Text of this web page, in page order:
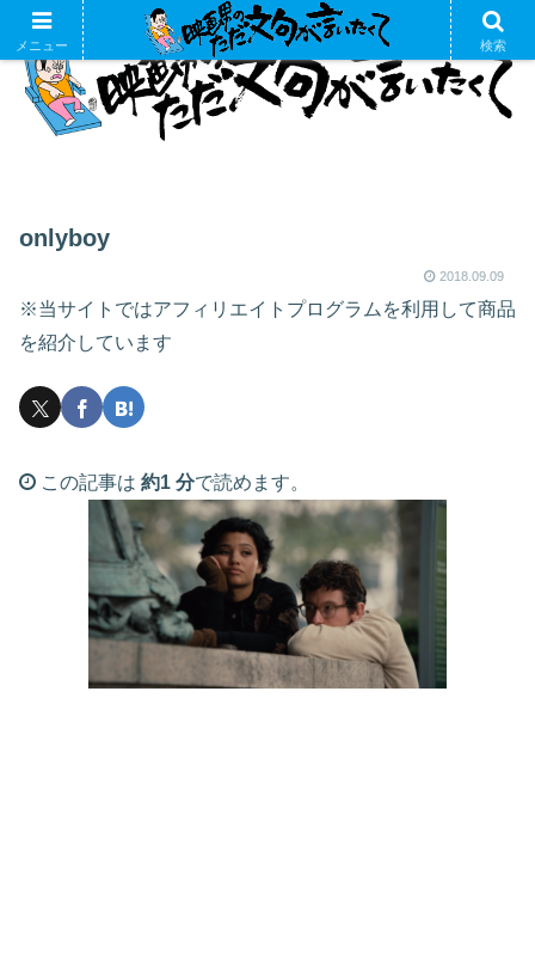
onlyboy
2018.09.09
※当サイトではアフィリエイトプログラムを利用して商品
を紹介しています
この記事は 約1 分で読めます。
メニュー 検索